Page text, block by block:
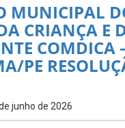
MUNICIPAL
CRIANÇA E
COMDICA
PE
junho de 2026